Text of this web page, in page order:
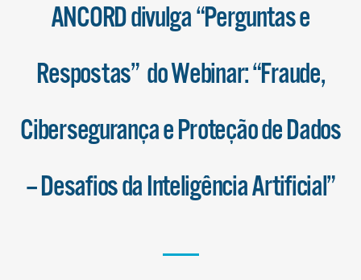
ANCORD divulga “Perguntas e
Respostas” do Webinar: “Fraude,
Cibersegurança e Proteção de Dados
– Desafios da Inteligência Artificial”